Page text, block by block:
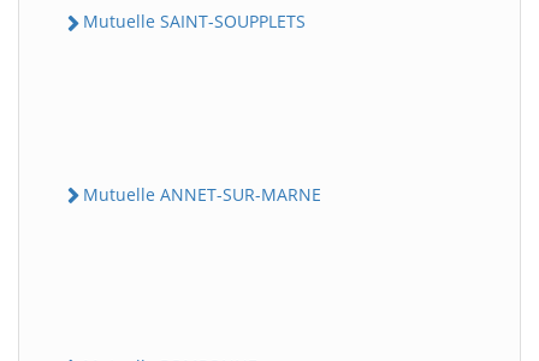
Mutuelle SAINT-SOUPPLETS
Mutuelle ANNET-SUR-MARNE